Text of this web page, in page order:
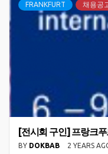
FRANKFURT 채용공
[전시회 구인] 프랑크
BY DOKBAB 2 YEARS